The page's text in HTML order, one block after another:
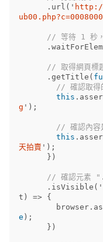
. url ( '
// 等待 1 秒，
.
// 取得網頁標
. getTitle (
// 確認取得
this .
g ' );
// 確認內容
this .
天拍賣 ' );
})
// 確認元素
. isVisible ( '
t ) => {
browser .
e );
})